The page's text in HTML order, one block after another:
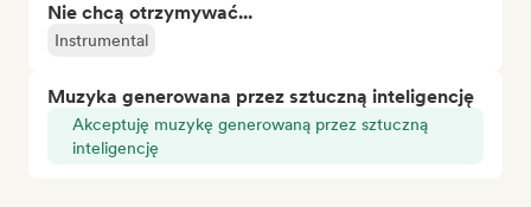
Nie chcą otrzymywać...
Instrumental
Muzyka generowana przez sztuczną inteligencję
Akceptuję muzykę generowaną przez sztuczną
inteligencję